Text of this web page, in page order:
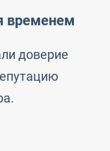
временем
доверие